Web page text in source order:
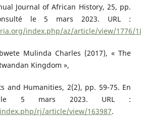
Journal of African History, 25, pp.
le 5 mars 2023. URL :
index.php/az/article/view/1776/
Mulinda Charles (2017), « The
Kingdom »,
and Humanities, 2(2), pp. 59-75. En
le 5 mars 2023. URL :
rj/article/view/163987.